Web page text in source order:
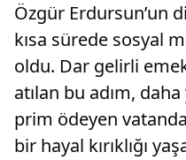
Özgür Erdursun’un
kısa sürede sosyal
oldu. Dar gelirli
atılan bu adım,
prim ödeyen
bir hayal kırıklığı